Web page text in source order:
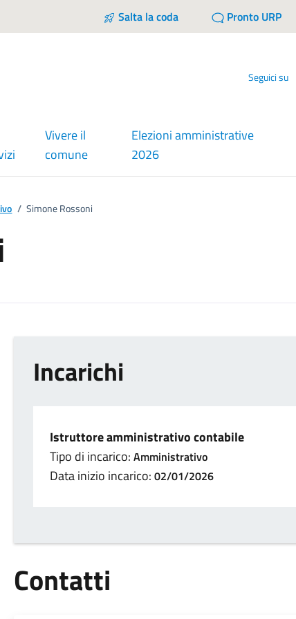
Salta la coda Pronto URP
Seguici su
Vivere il
comune
Elezioni amministrative
2026
/ Simone Rossoni
Incarichi
Istruttore amministrativo contabile
Tipo di incarico:Amministrativo
Data inizio incarico:02/01/2026
Contatti